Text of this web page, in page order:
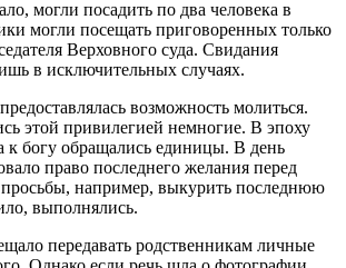
могли посадить по два человека в
могли посещать приговоренных только
Верховного суда. Свидания
в исключительных случаях.
возможность молиться.
этой привилегией немногие. В эпоху
к богу обращались единицы. В день
право последнего желания перед
например, выкурить последнюю
выполнялись.
передавать родственникам личные